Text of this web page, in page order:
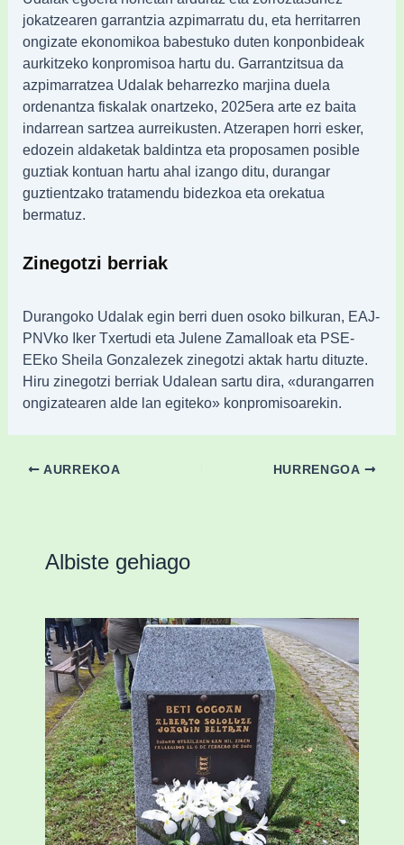
jokatzearen garrantzia azpimarratu du, eta herritarren
ongizate ekonomikoa babestuko duten konponbideak
aurkitzeko konpromisoa hartu du. Garrantzitsua da
azpimarratzea Udalak beharrezko marjina duela
ordenantza fiskalak onartzeko, 2025era arte ez baita
indarrean sartzea aurreikusten. Atzerapen horri esker,
edozein aldaketak baldintza eta proposamen posible
guztiak kontuan hartu ahal izango ditu, durangar
guztientzako tratamendu bidezkoa eta orekatua
bermatuz.
Zinegotzi berriak
Durangoko Udalak egin berri duen osoko bilkuran, EAJ-
PNVko Iker Txertudi eta Julene Zamalloak eta PSE-
EEko Sheila Gonzalezek zinegotzi aktak hartu dituzte.
Hiru zinegotzi berriak Udalean sartu dira, «durangarren
ongizatearen alde lan egiteko» konpromisoarekin.
AURREKOA HURRENGOA
Albiste gehiago
«Azkenengo 40 urteetan Zaldibar jo zuen
ingurumen-hondamendirik larriena»
ESKUALDEA,ZALDIBAR/2024-02-06